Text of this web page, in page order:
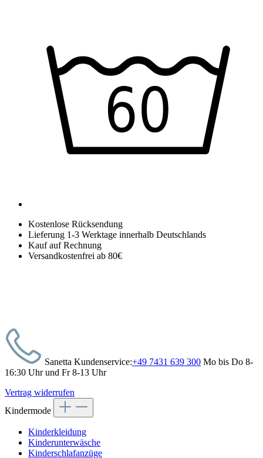
Kostenlose Rücksendung
Lieferung 1-3 Werktage innerhalb Deutschlands
Kauf auf Rechnung
Versandkostenfrei ab 80€
Sanetta Kundenservice:+49 7431 639 300 Mo bis Do 8-
16:30 Uhr und Fr 8-13 Uhr
Vertrag widerrufen
Kindermode
Kinderkleidung
Kinderunterwäsche
Kinderschlafanzüge